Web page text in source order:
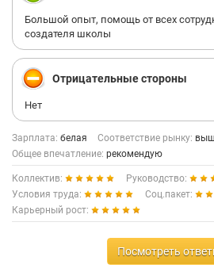
Большой опыт, помощь от всех
создателя школы
Отрицательные стороны
Нет
Зарплата: белая Соответствие рынку:
Общее впечатление: рекомендую
Коллектив:
Руководство:
Условия труда:
Соц.пакет:
Карьерный рост:
Посмотреть